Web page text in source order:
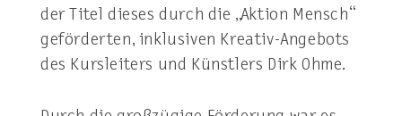
der Titel dieses durch die „Aktion Mensch“
geförderten, inklusiven Kreativ-Angebots
des Kursleiters und Künstlers Dirk Ohme.